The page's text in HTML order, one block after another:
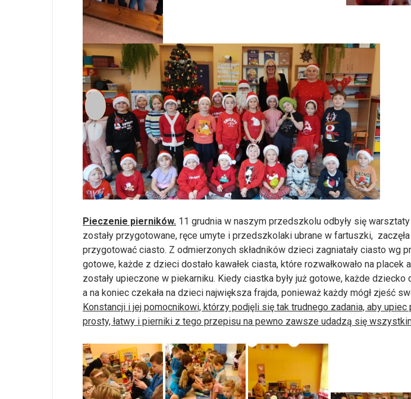
Pieczenie pierników. 11 grudnia w naszym przedszkolu odbyły się
zostały przygotowane, ręce umyte i przedszkolaki ubrane w fartuszki,
przygotować ciasto. Z odmierzonych składników dzieci zagniatały ciasto wg
gotowe, każde z dzieci dostało kawałek ciasta, które rozwałkowało na
zostały upieczone w piekarniku. Kiedy ciastka były już gotowe, każde
a na koniec czekała na dzieci największa frajda, ponieważ każdy mógł zjeść
Konstancji i jej pomocnikowi, którzy podjęli się tak trudnego zadania, aby
prosty, łatwy i pierniki z tego przepisu na pewno zawsze udadzą się